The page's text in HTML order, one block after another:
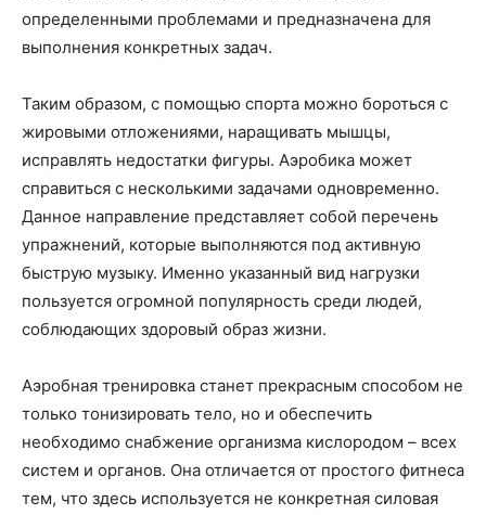
определенными проблемами и предназначена для
выполнения конкретных задач.
Таким образом, с помощью спорта можно бороться с
жировыми отложениями, наращивать мышцы,
исправлять недостатки фигуры. Аэробика может
справиться с несколькими задачами одновременно.
Данное направление представляет собой перечень
упражнений, которые выполняются под активную
быструю музыку. Именно указанный вид нагрузки
пользуется огромной популярность среди людей,
соблюдающих здоровый образ жизни.
Аэробная тренировка станет прекрасным способом не
только тонизировать тело, но и обеспечить
необходимо снабжение организма кислородом – всех
систем и органов. Она отличается от простого фитнеса
тем, что здесь используется не конкретная силовая